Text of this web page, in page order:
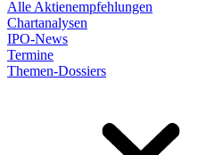
Alle Aktienempfehlungen
Chartanalysen
IPO-News
Termine
Themen-Dossiers